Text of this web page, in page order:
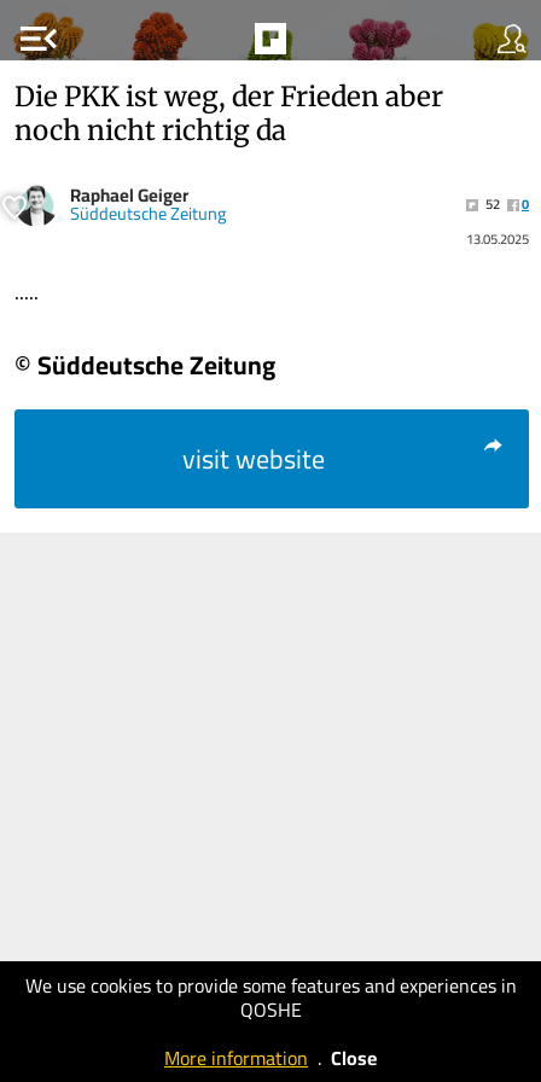
menu_open
We use cookies to provide some features and experiences in
QOSHE
More information . Close
Die PKK ist weg, der Frieden aber
noch nicht richtig da
Raphael Geiger
Süddeutsche Zeitung 52
0
13.05.2025
.....
© Süddeutsche Zeitung
visit website